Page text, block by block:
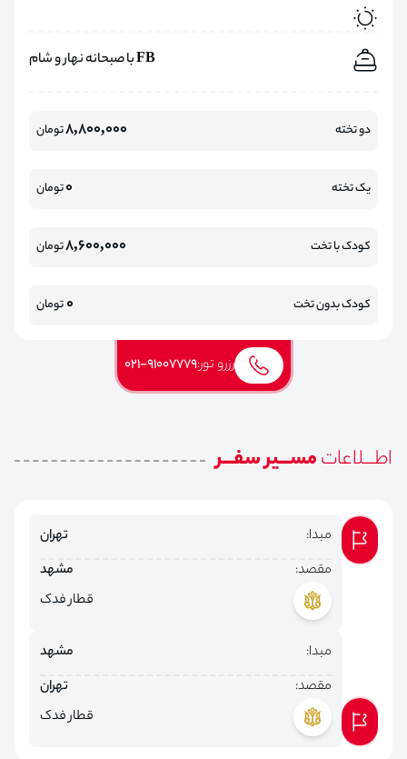
FB با صبحانه نهار و شام
دو تخته 8,800,000تومان
یک تخته 0تومان
کودک با تخت 8,600,000تومان
کودک بدون تخت 0تومان
رزرو تور:021-91007779
اطـــلاعاتمســـیر سفـــر
مبدا:
تهران
مقصد:
مشهد
قطار فدک
مبدا:
مشهد
مقصد:
تهران
قطار فدک